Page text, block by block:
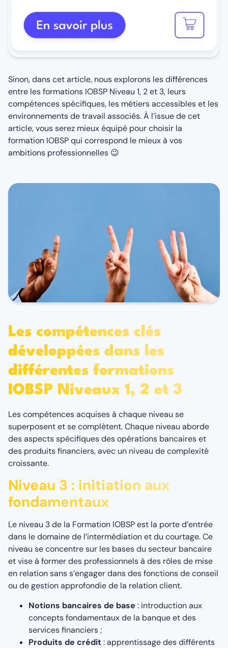
Sinon, dans cet article, nous explorons les différences
entre les formations IOBSP Niveau 1, 2 et 3, leurs
compétences spécifiques, les métiers accessibles et les
environnements de travail associés. À l’issue de cet
article, vous serez mieux équipé pour choisir la
formation IOBSP qui correspond le mieux à vos
ambitions professionnelles 😉
Les compétences clés
développées dans les
différentes formations
IOBSP Niveaux 1, 2 et 3
Les compétences acquises à chaque niveau se
superposent et se complètent. Chaque niveau aborde
des aspects spécifiques des opérations bancaires et
des produits financiers, avec un niveau de complexité
croissante.
Niveau 3 : initiation aux
fondamentaux
Le niveau 3 de la Formation IOBSP est la porte d’entrée
dans le domaine de l’intermédiation et du courtage. Ce
niveau se concentre sur les bases du secteur bancaire
et vise à former des professionnels à des rôles de mise
en relation sans s’engager dans des fonctions de conseil
ou de gestion approfondie de la relation client.
Notions bancaires de base : introduction aux
concepts fondamentaux de la banque et des
services financiers ;
Produits de crédit: apprentissage des différents